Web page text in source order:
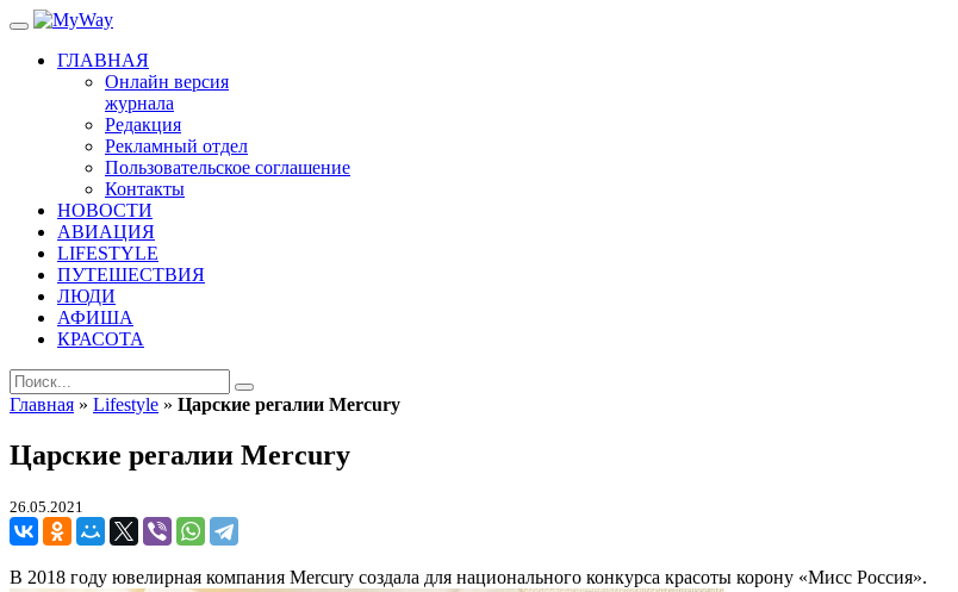
ГЛАВНАЯ
Онлайн версия
журнала
Редакция
Рекламный отдел
Пользовательское соглашение
Контакты
НОВОСТИ
АВИАЦИЯ
LIFESTYLE
ПУТЕШЕСТВИЯ
ЛЮДИ
АФИША
КРАСОТА
Главная » Lifestyle » Царские регалии Mercury
Царские регалии Mercury
26.05.2021
В 2018 году ювелирная компания Mercury создала для национального конкурса красоты корону «Мисс Россия».